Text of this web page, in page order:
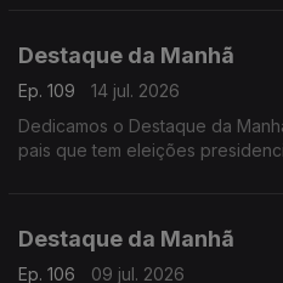
Destaque da Manhã
Ep. 109
14 jul. 2026
Dedicamos o Destaque da
pais que tem eleições
Frederico Pinheiro
Destaque da Manhã
Ep. 106
09 jul. 2026